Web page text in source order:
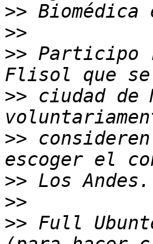
>>
>>
>> Participo
>> ciudad
>>
>>
>>
>> Full